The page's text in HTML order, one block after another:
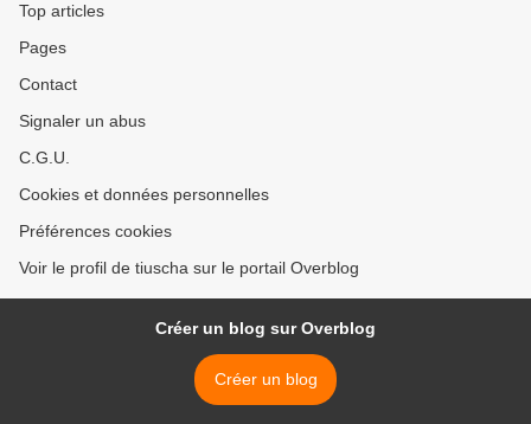
Top articles
Pages
Contact
Signaler un abus
C.G.U.
Cookies et données personnelles
Préférences cookies
Voir le profil de tiuscha sur le portail Overblog
Créer un blog sur Overblog
Créer un blog